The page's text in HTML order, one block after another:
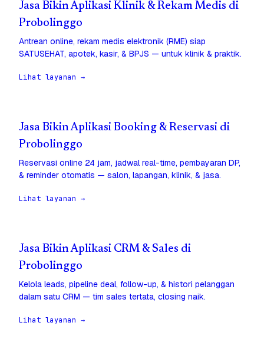
Jasa Bikin Aplikasi Klinik & Rekam Medis di
Probolinggo
Antrean online, rekam medis elektronik (RME) siap
SATUSEHAT, apotek, kasir, & BPJS — untuk klinik & praktik.
Lihat layanan →
Jasa Bikin Aplikasi Booking & Reservasi di
Probolinggo
Reservasi online 24 jam, jadwal real-time, pembayaran DP,
& reminder otomatis — salon, lapangan, klinik, & jasa.
Lihat layanan →
Jasa Bikin Aplikasi CRM & Sales di
Probolinggo
Kelola leads, pipeline deal, follow-up, & histori pelanggan
dalam satu CRM — tim sales tertata, closing naik.
Lihat layanan →